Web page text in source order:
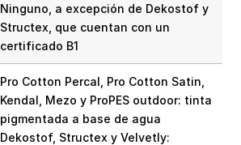
Ninguno, a excepción de Dekostof y
Structex, que cuentan con un
certificado B1
Pro Cotton Percal, Pro Cotton Satin,
Kendal, Mezo y ProPES outdoor: tinta
pigmentada a base de agua
Dekostof, Structex y Velvetly: